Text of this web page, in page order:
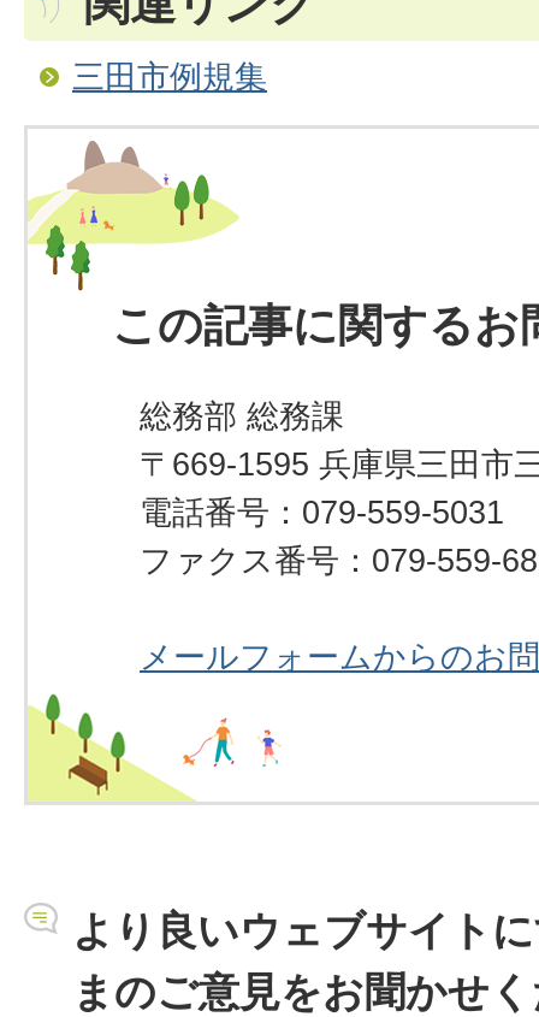
三田市例規集
この記事に関するお
総務部 総務課
〒669-1595 兵庫県三田市
電話番号：079-559-5031
ファクス番号：079-559-
メールフォームからのお
より良いウェブサイト
まのご意見をお聞かせ